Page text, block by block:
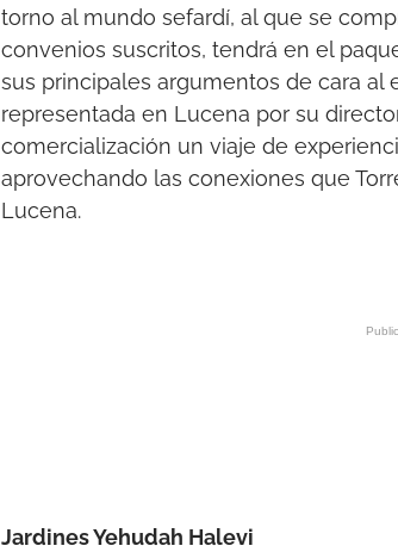
torno al mundo sefardí, al que se
convenios suscritos, tendrá en el
sus principales argumentos de cara al
representada en Lucena por su
comercialización un viaje de
aprovechando las conexiones que
Lucena.
Jardines Yehudah Halevi